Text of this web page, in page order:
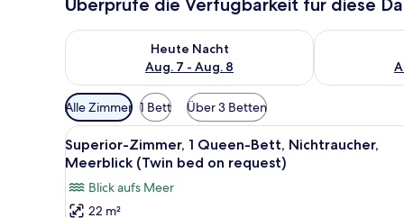
Heute Nacht
Aug. 7 - Aug. 8
Überprüfe die Verfügbarkeit für heute Nacht, Aug. 7
Überprüfe
Verfügbare
Filter
für
Zimmer
Alle Zimmer 1 Bett Über 3 Betten
Alle
Fotos
Superior-
Ein Hotelzimmer mit einem
5
Superior-Zimmer, 1 Queen-Bett, Nichtraucher,
Meerblick (Twin bed on request)
Blick aufs Meer
22 m²